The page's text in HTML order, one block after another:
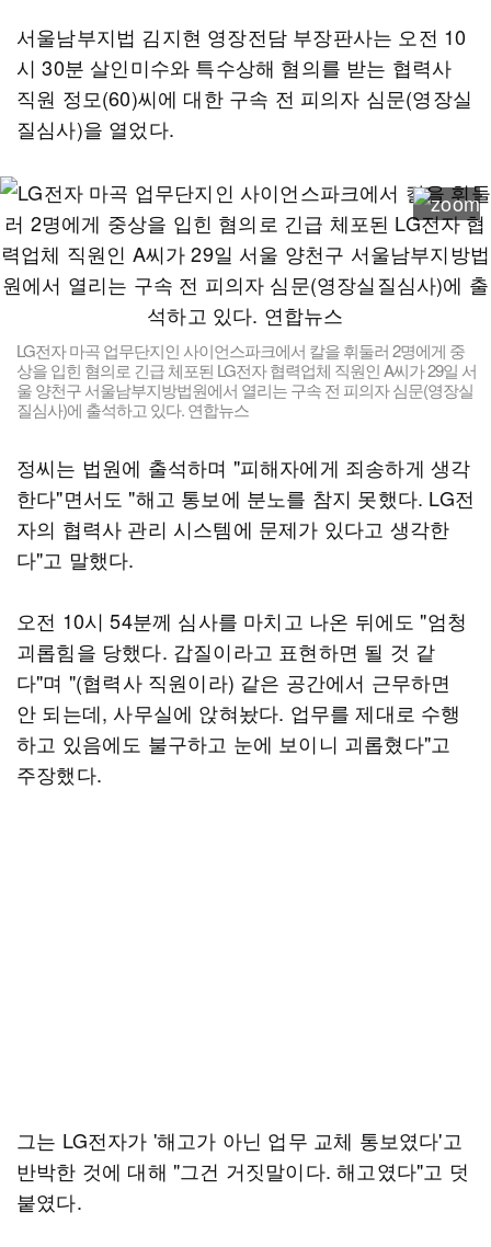
서울남부지법 김지현 영장전담 부장판사는 오전 10
시 30분 살인미수와 특수상해 혐의를 받는 협력사
직원 정모(60)씨에 대한 구속 전 피의자 심문(영장실
질심사)을 열었다.
LG전자 마곡 업무단지인 사이언스파크에서 칼을 휘둘러 2명에게 중
상을 입힌 혐의로 긴급 체포된 LG전자 협력업체 직원인 A씨가 29일 서
울 양천구 서울남부지방법원에서 열리는 구속 전 피의자 심문(영장실
질심사)에 출석하고 있다. 연합뉴스
정씨는 법원에 출석하며 "피해자에게 죄송하게 생각
한다"면서도 "해고 통보에 분노를 참지 못했다. LG전
자의 협력사 관리 시스템에 문제가 있다고 생각한
다"고 말했다.
오전 10시 54분께 심사를 마치고 나온 뒤에도 "엄청
괴롭힘을 당했다. 갑질이라고 표현하면 될 것 같
다"며 "(협력사 직원이라) 같은 공간에서 근무하면
안 되는데, 사무실에 앉혀놨다. 업무를 제대로 수행
하고 있음에도 불구하고 눈에 보이니 괴롭혔다"고
주장했다.
그는 LG전자가 '해고가 아닌 업무 교체 통보였다'고
반박한 것에 대해 "그건 거짓말이다. 해고였다"고 덧
붙였다.